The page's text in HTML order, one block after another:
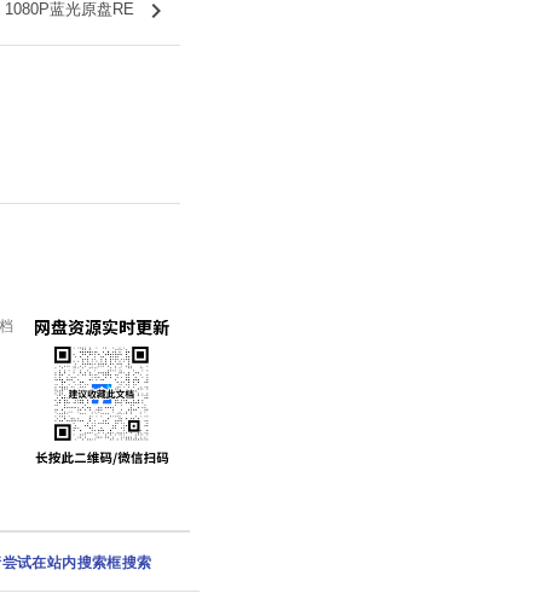
蓝光原盘RE keyboard_arrow_right
试在站内搜索框搜索